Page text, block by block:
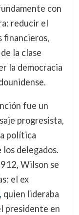
con
reducir el
financieros,
la clase
la democracia
fue un
progresista,
política
los delegados.
Wilson se
el ex
, quien lideraba
presidente en